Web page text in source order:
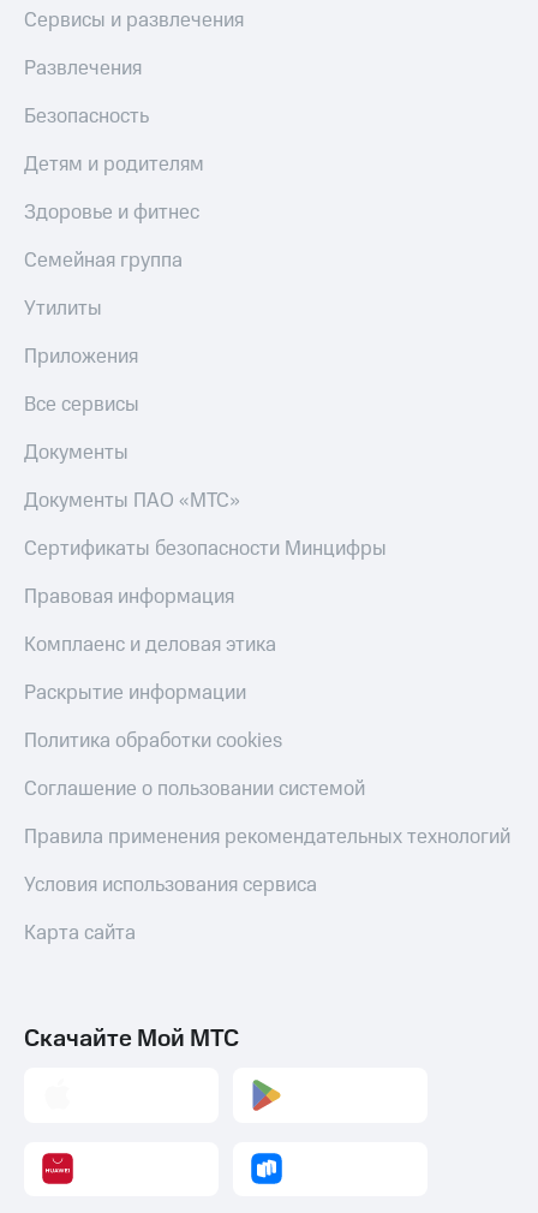
Сервисы и развлечения
Развлечения
Безопасность
Детям и родителям
Здоровье и фитнес
Семейная группа
Утилиты
Приложения
Все сервисы
Документы
Документы ПАО «МТС»
Сертификаты безопасности Минцифры
Правовая информация
Комплаенс и деловая этика
Раскрытие информации
Политика обработки cookies
Соглашение о пользовании системой
Правила применения рекомендательных технологий
Условия использования сервиса
Карта сайта
Скачайте Мой МТС